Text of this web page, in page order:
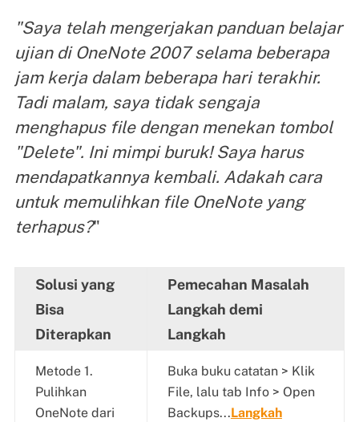
"Saya telah mengerjakan panduan belajar
ujian di OneNote 2007 selama beberapa
jam kerja dalam beberapa hari terakhir.
Tadi malam, saya tidak sengaja
menghapus file dengan menekan tombol
"Delete". Ini mimpi buruk! Saya harus
mendapatkannya kembali. Adakah cara
untuk memulihkan file OneNote yang
terhapus?"
Solusi yang
Bisa
Diterapkan
Pemecahan Masalah
Langkah demi
Langkah
Metode 1.
Pulihkan
OneNote dari
Buka buku catatan > Klik
File, lalu tab Info > Open
Backups...Langkah